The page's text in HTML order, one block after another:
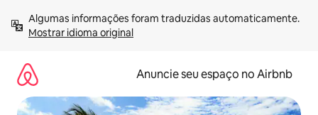
para
Mostrar idioma original
Anuncie seu espaço no Airbnb